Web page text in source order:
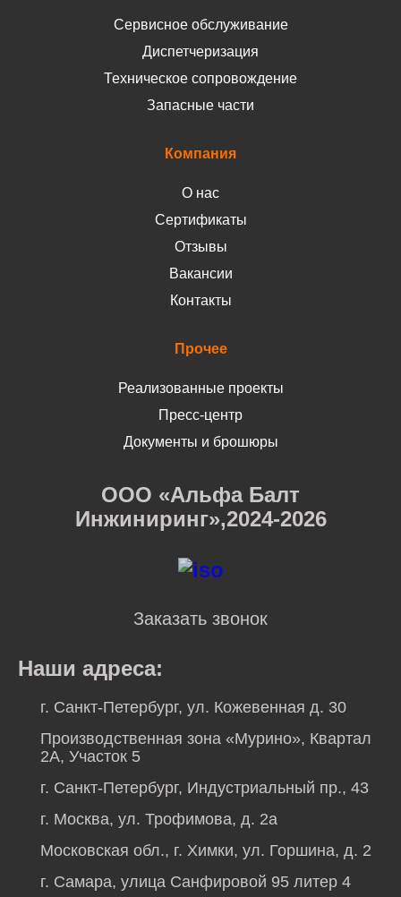
Сервисное обслуживание
Диспетчеризация
Техническое сопровождение
Запасные части
Компания
О нас
Сертификаты
Отзывы
Вакансии
Контакты
Прочее
Реализованные проекты
Пресс-центр
Документы и брошюры
ООО «Альфа Балт
Инжиниринг»,2024-2026
Заказать звонок
Наши адреса:
г. Санкт-Петербург, ул. Кожевенная д. 30
Производственная зона «Мурино», Квартал
2А, Участок 5
г. Санкт-Петербург, Индустриальный пр., 43
г. Москва, ул. Трофимова, д. 2а
Московская обл., г. Химки, ул. Горшина, д. 2
г. Самара, улица Санфировой 95 литер 4